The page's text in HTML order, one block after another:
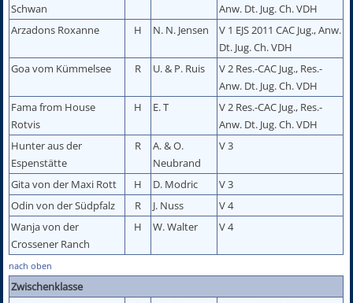
Schwan
Anw. Dt. Jug. Ch. VDH
Arzadons Roxanne
H N. N. Jensen
V 1 EJS 2011 CAC Jug., Anw.
Dt. Jug. Ch. VDH
Goa vom Kümmelsee
R U. & P. Ruis
V 2 Res.-CAC Jug., Res.-
Anw. Dt. Jug. Ch. VDH
Fama from House
Rotvis
H E. T
V 2 Res.-CAC Jug., Res.-
Anw. Dt. Jug. Ch. VDH
Hunter aus der
Espenstätte
R
A. & O.
Neubrand
V 3
Gita von der Maxi Rott H D. Modric
V 3
Odin von der Südpfalz
R J. Nuss
V 4
Wanja von der
Crossener Ranch
H W. Walter V 4
nach oben
Zwischenklasse